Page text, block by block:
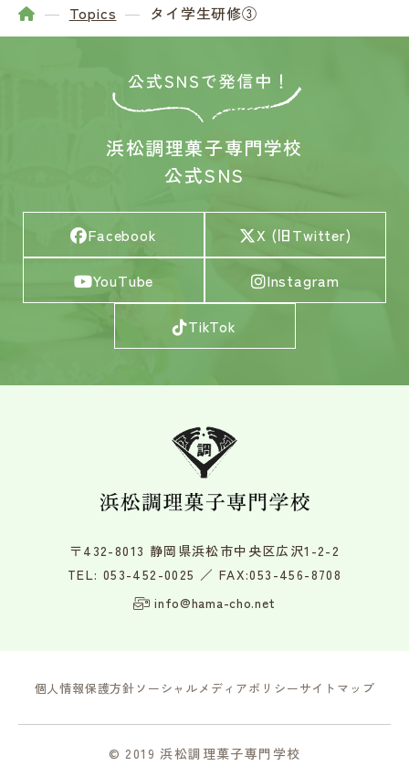
Topics タイ学生研修③
浜松調理菓子専門学校
公式SNS
Facebook X (旧Twitter)
YouTube Instagram
TikTok
〒432-8013 静岡県浜松市中央区広沢1-2-2
TEL: 053-452-0025 ／ FAX:053-456-8708
info@hama-cho.net
個人情報保護方針ソーシャルメディアポリシーサイトマップ
© 2019 浜松調理菓子専門学校